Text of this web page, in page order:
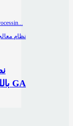
بالليزر الأوتوماتيكي من سلسلة GA